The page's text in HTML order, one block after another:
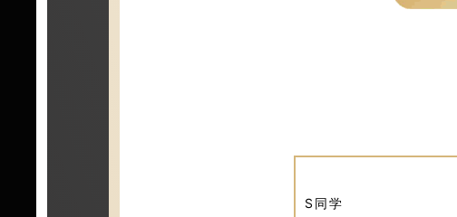
S同学